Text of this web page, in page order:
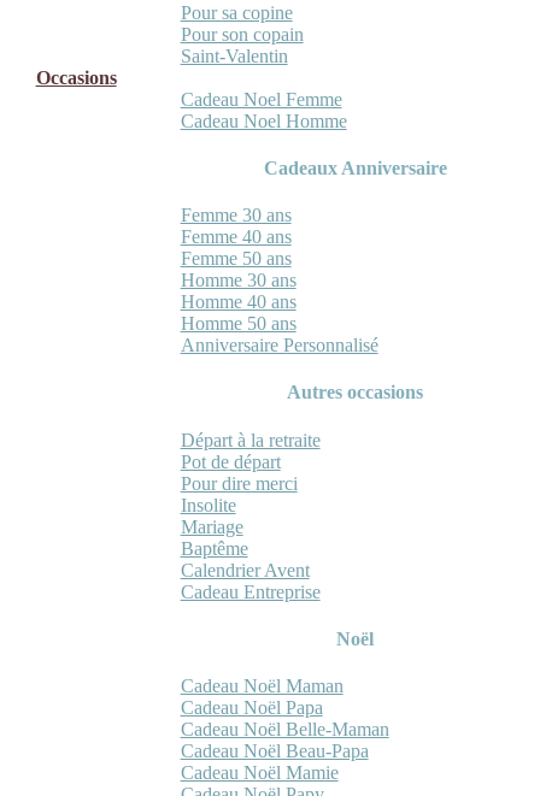
Pour sa copine
Pour son copain
Saint-Valentin
Occasions
Cadeau Noel Femme
Cadeau Noel Homme
Cadeaux Anniversaire
Femme 30 ans
Femme 40 ans
Femme 50 ans
Homme 30 ans
Homme 40 ans
Homme 50 ans
Anniversaire Personnalisé
Autres occasions
Départ à la retraite
Pot de départ
Pour dire merci
Insolite
Mariage
Baptême
Calendrier Avent
Cadeau Entreprise
Noël
Cadeau Noël Maman
Cadeau Noël Papa
Cadeau Noël Belle-Maman
Cadeau Noël Beau-Papa
Cadeau Noël Mamie